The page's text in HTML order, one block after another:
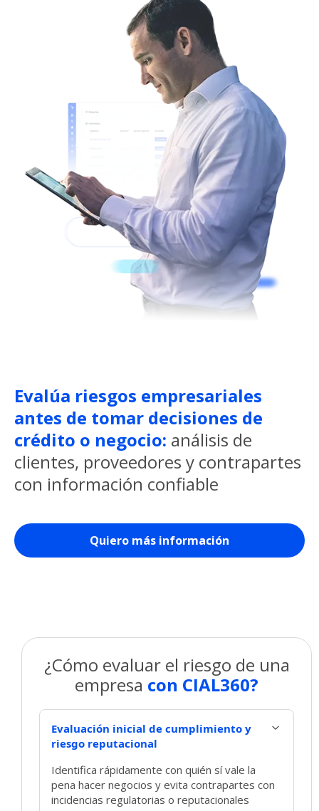
Evalúa riesgos empresariales
antes de tomar decisiones de
crédito o negocio: análisis de
clientes, proveedores y contrapartes
con información confiable
Quiero más información
¿Cómo evaluar el riesgo de una
empresa con CIAL360?
Evaluación inicial de cumplimiento y
riesgo reputacional
Identifica rápidamente con quién sí vale la
pena hacer negocios y evita contrapartes con
incidencias regulatorias o reputacionales